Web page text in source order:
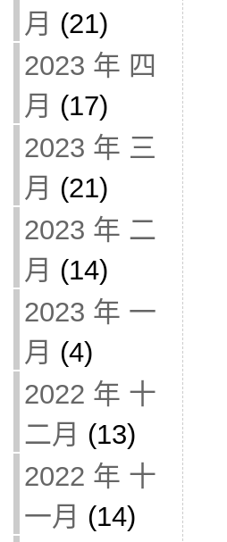
月 (21)
2023 年 四
月 (17)
2023 年 三
月 (21)
2023 年 二
月 (14)
2023 年 一
月 (4)
2022 年 十
二月 (13)
2022 年 十
一月 (14)